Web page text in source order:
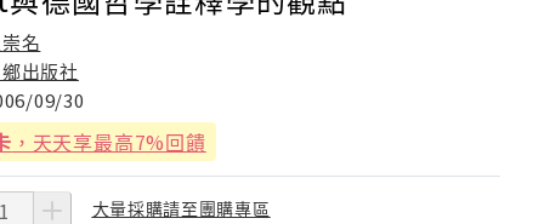
名
出版社
09/30
，天天享最高7%回饋
大量採購請至團購專區